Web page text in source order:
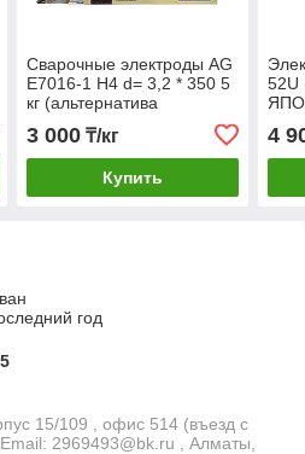
Сварочные электроды AG
E7016-1 H4 d= 3,2 * 350 5
кг (альтернатива
KOBELCO LB-52U)
3 000₸/кг
Купить
52U
4
год
15/109 , офис 514 (въезд с
2969493@bk.ru , Алматы,